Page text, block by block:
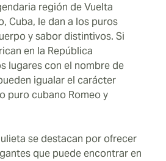
región de Vuelta
Cuba, le dan a los puros
y sabor distintivos. Si
en la República
lugares con el nombre de
igualar el carácter
puro cubano Romeo y
se destacan por ofrecer
que puede encontrar en